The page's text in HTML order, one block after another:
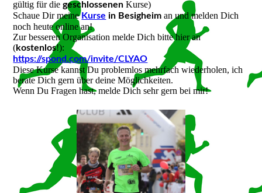
gültig für diegeschlossenen Kurse)
Schaue Dir meine Kurse in Besigheim an und melden Dich
noch heute online an!
Zur besseren Organisation melde Dich bitte hier an
(kostenlos!):
https://spond.com/invite/CLYAO
Diese Kurse kannst Du problemlos mehrfach wiederholen, ich
berate Dich gern über deine Möglichkeiten.
Wenn Du Fragen hast, melde Dich sehr gern bei mir!